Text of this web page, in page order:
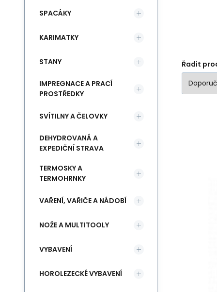
Řadit
SPACÁKY
KARIMATKY
STANY
IMPREGNACE A PRACÍ
PROSTŘEDKY
SVÍTILNY A ČELOVKY
DEHYDROVANÁ A
EXPEDIČNÍ STRAVA
TERMOSKY A
TERMOHRNKY
VAŘENÍ, VAŘIČE A NÁDOBÍ
NOŽE A MULTITOOLY
VYBAVENÍ
HOROLEZECKÉ VYBAVENÍ